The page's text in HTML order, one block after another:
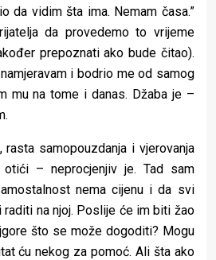
da vidim šta ima. Nemam časa.”
da provedemo to vrijeme
prepoznati ako bude čitao).
i bodrio me od samog
mu na tome i danas. Džaba je –
rasta samopouzdanja i vjerovanja
– neprocjenjiv je. Tad sam
nema cijenu i da svi
na njoj. Poslije će im biti žao
što se može dogoditi? Mogu
ću nekog za pomoć. Ali šta ako